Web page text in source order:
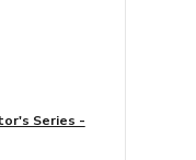
Series -